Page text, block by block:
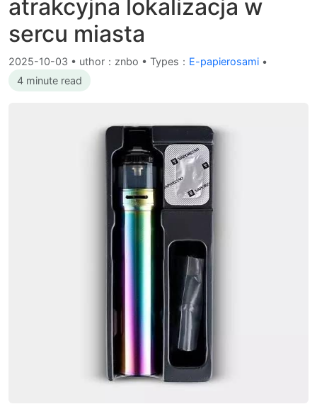
atrakcyjna lokalizacja w
sercu miasta
2025-10-03 • uthor：znbo • Types： E-papierosami •
4 minute read